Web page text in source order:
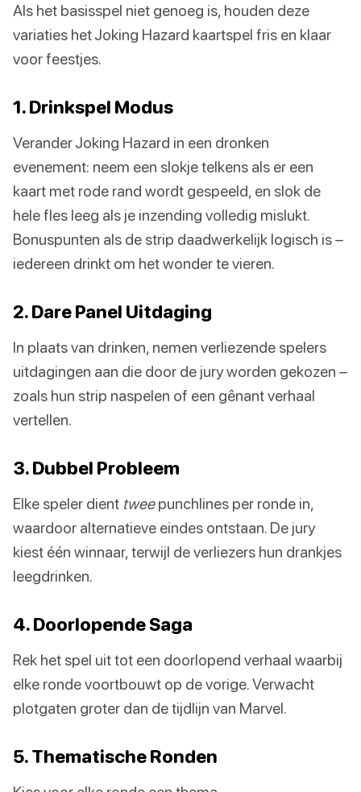
Als het basisspel niet genoeg is, houden deze
variaties het Joking Hazard kaartspel fris en klaar
voor feestjes.
1. Drinkspel Modus
Verander Joking Hazard in een dronken
evenement: neem een slokje telkens als er een
kaart met rode rand wordt gespeeld, en slok de
hele fles leeg als je inzending volledig mislukt.
Bonuspunten als de strip daadwerkelijk logisch is –
iedereen drinkt om het wonder te vieren.
2. Dare Panel Uitdaging
In plaats van drinken, nemen verliezende spelers
uitdagingen aan die door de jury worden gekozen –
zoals hun strip naspelen of een gênant verhaal
vertellen.
3. Dubbel Probleem
Elke speler dient tweepunchlines per ronde in,
waardoor alternatieve eindes ontstaan. De jury
kiest één winnaar, terwijl de verliezers hun drankjes
leegdrinken.
4. Doorlopende Saga
Rek het spel uit tot een doorlopend verhaal waarbij
elke ronde voortbouwt op de vorige. Verwacht
plotgaten groter dan de tijdlijn van Marvel.
5. Thematische Ronden